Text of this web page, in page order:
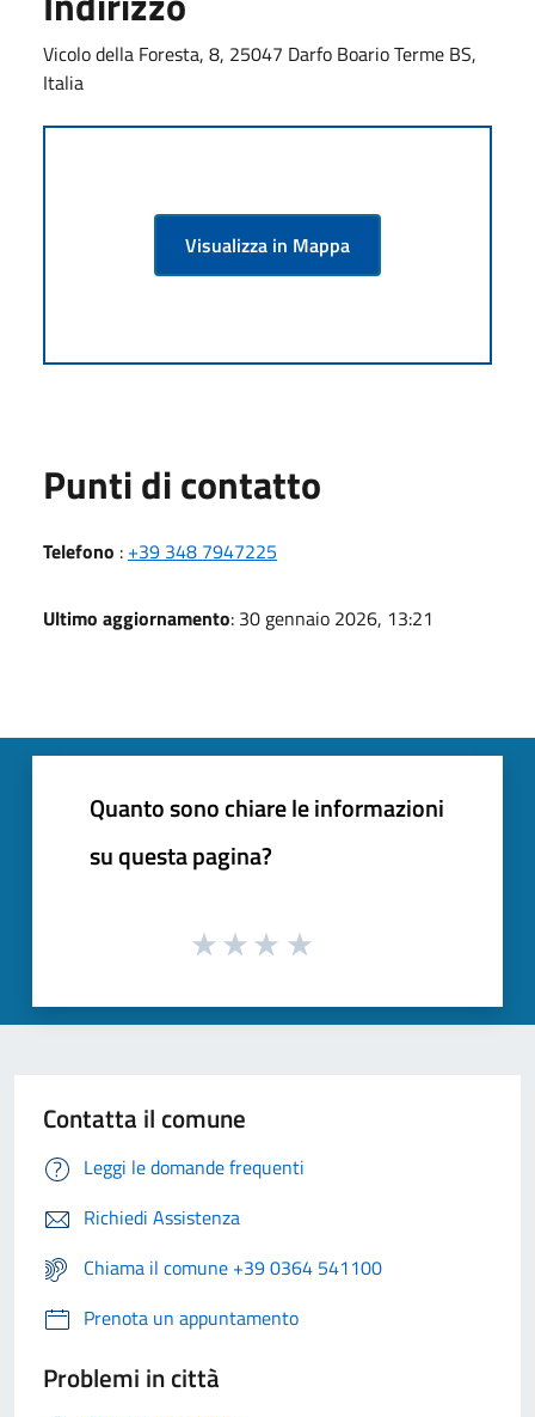
Vicolo della Foresta, 8, 25047 Darfo Boario Terme BS,
Italia
Visualizza in Mappa
Punti di contatto
Telefono : +39 348 7947225
Ultimo aggiornamento: 30 gennaio 2026, 13:21
Quanto sono chiare le informazioni
su questa pagina?
Contatta il comune
Leggi le domande frequenti
Richiedi Assistenza
Chiama il comune +39 0364 541100
Prenota un appuntamento
Problemi in città